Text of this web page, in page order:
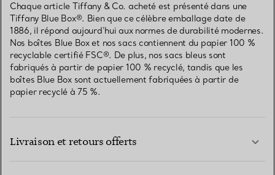
Chaque article Tiffany & Co. acheté est présenté dans une
Tiffany Blue Box®. Bien que ce célèbre emballage date de
1886, il répond aujourd’hui aux normes de durabilité modernes.
Nos boîtes Blue Box et nos sacs contiennent du papier 100 %
recyclable certifié FSC®. De plus, nos sacs bleus sont
fabriqués à partir de papier 100 % recyclé, tandis que les
boîtes Blue Box sont actuellement fabriquées à partir de
papier recyclé à 75 %.
Livraison et retours offerts